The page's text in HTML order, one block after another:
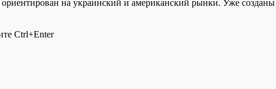
на украинский и американский рынки. Уже
Ctrl+Enter